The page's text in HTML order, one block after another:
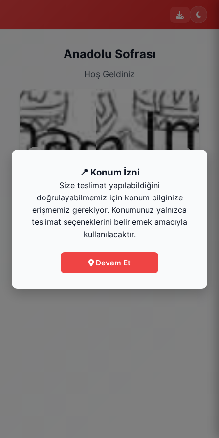
Anadolu Sofrası
Hoş Geldiniz
Çorbalar
Kategoriyi Gör
Menüye Git
Bilgi
📍 Konum İzni
Size teslimat yapılabildiğini
doğrulayabilmemiz için konum bilginize
erişmemiz gerekiyor. Konumunuz yalnızca
teslimat seçeneklerini belirlemek amacıyla
kullanılacaktır.
Devam Et